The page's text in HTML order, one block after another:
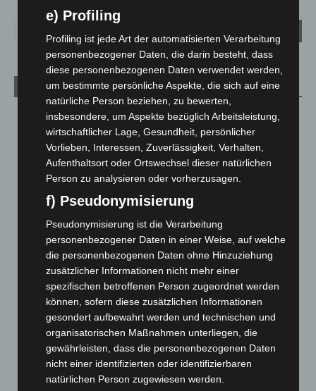
Aktuelle Beiträge
Kunst trifft Weingenuss: Barbara-Susann Mehring zeigt ihre
Werke im Jacques’ Wein-Depot Isernhagen
8. August 2026
8. August 2026
Niedersachsen: Feuerwehrkräfte kehren nach
Waldbrandeinsatz aus Spanien zurück
7. August 2026
Hannover: Erste Tigermücken-Population in Niedersachsen
entdeckt
7. August 2026
Brand im „Haus der Begegnung“ in Neuwarmbüchen schnell
eingedämmt
6. August 2026
e) Profiling
Profiling ist jede Art der automatisierten Verarbeitung
personenbezogener Daten, die darin besteht, dass
diese personenbezogenen Daten verwendet werden,
um bestimmte persönliche Aspekte, die sich auf eine
natürliche Person beziehen, zu bewerten,
insbesondere, um Aspekte bezüglich Arbeitsleistung,
wirtschaftlicher Lage, Gesundheit, persönlicher
Vorlieben, Interessen, Zuverlässigkeit, Verhalten,
Aufenthaltsort oder Ortswechsel dieser natürlichen
Person zu analysieren oder vorherzusagen.
f) Pseudonymisierung
Pseudonymisierung ist die Verarbeitung
personenbezogener Daten in einer Weise, auf welche
die personenbezogenen Daten ohne Hinzuziehung
zusätzlicher Informationen nicht mehr einer
spezifischen betroffenen Person zugeordnet werden
können, sofern diese zusätzlichen Informationen
gesondert aufbewahrt werden und technischen und
organisatorischen Maßnahmen unterliegen, die
gewährleisten, dass die personenbezogenen Daten
nicht einer identifizierten oder identifizierbaren
natürlichen Person zugewiesen werden.